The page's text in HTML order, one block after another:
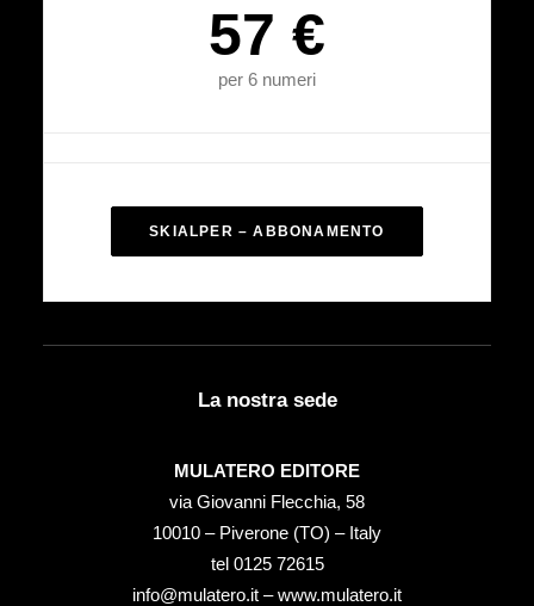
57 €
per 6 numeri
SKIALPER – ABBONAMENTO
La nostra sede
MULATERO EDITORE
via Giovanni Flecchia, 58
10010 – Piverone (TO) – Italy
tel ‭0125 72615‬
info@mulatero.it –www.mulatero.it